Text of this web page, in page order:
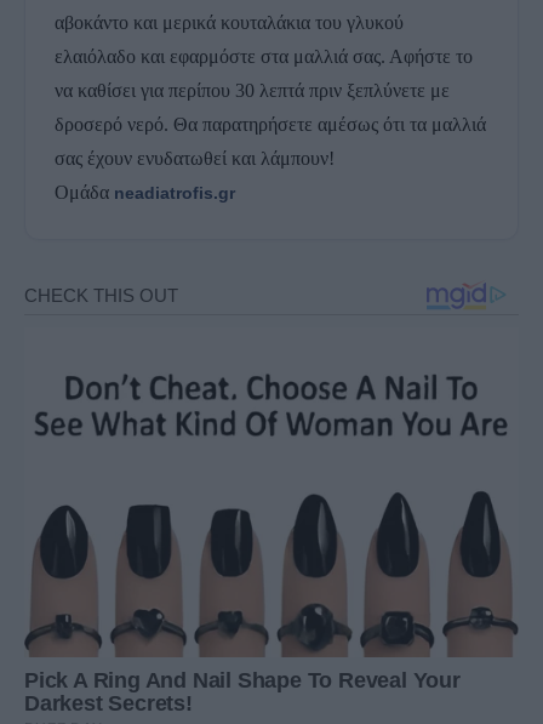
αβοκάντο και μερικά κουταλάκια του γλυκού
ελαιόλαδο και εφαρμόστε στα μαλλιά σας. Αφήστε το
να καθίσει για περίπου 30 λεπτά πριν ξεπλύνετε με
δροσερό νερό. Θα παρατηρήσετε αμέσως ότι τα μαλλιά
σας έχουν ενυδατωθεί και λάμπουν!
Ομάδα neadiatrofis.gr